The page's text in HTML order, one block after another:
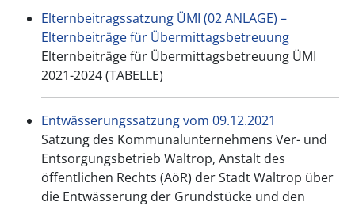
Elternbeitragssatzung ÜMI (02 ANLAGE) –
Elternbeiträge für Übermittagsbetreuung
Elternbeiträge für Übermittagsbetreuung ÜMI
2021-2024 (TABELLE)
Entwässerungssatzung vom 09.12.2021
Satzung des Kommunalunternehmens Ver- und
Entsorgungsbetrieb Waltrop, Anstalt des
öffentlichen Rechts (AöR) der Stadt Waltrop über
die Entwässerung der Grundstücke und den